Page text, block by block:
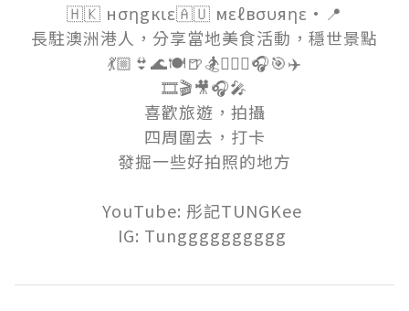
🇭🇰 нσηgкιε🇦🇺 мεℓвσυяηε·📍
長駐澳洲港人，分享當地美食活動，穩世景點
💃🏼👙🌊🍽🍺🏂🏊🏼‍♀️🎧🎯✈️
🎞🎬🎥🎧🎤
喜歡旅遊，拍攝
四周圍去，打卡
發掘一些好拍照的地方
YouTube: 彤記TUNGKee
IG: Tungggggggggg